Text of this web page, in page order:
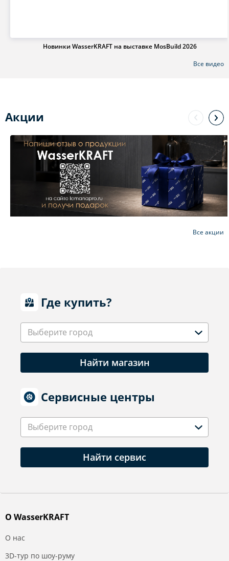
Новинки WasserKRAFT на выставке MosBuild 2026
Все видео
Акции
Все акции
Где купить?
Выберите город
Найти магазин
Сервисные центры
Выберите город
Найти сервис
О WasserKRAFT
О нас
3D-тур по шоу-руму